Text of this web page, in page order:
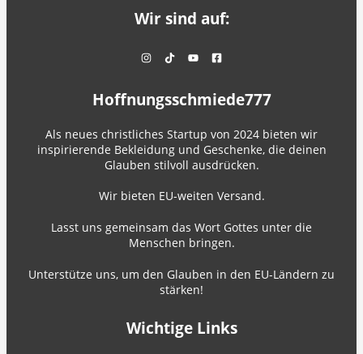
Wir sind auf:
Hoffnungsschmiede777
Als neues christliches Startup von 2024 bieten wir
inspirierende Bekleidung und Geschenke, die deinen
Glauben stilvoll ausdrücken.
Wir bieten EU-weiten Versand.
Lasst uns gemeinsam das Wort Gottes unter die
Menschen bringen.
Unterstütze uns, um den Glauben in den EU-Ländern zu
stärken!
Wichtige Links